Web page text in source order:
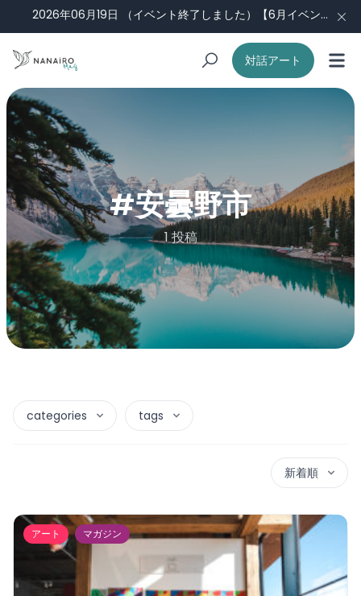
2026年06月19日 （イベント終了しました）【6月イベント】ナナイロ会議#3：福祉現場から見える景色 （Guest：田中侑未さん）
対話アート
#安曇野市
1 投稿
categories tags
新着順
アート マガジン